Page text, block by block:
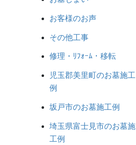
お客様のお声
その他工事
修理・ﾘﾌｫｰﾑ・移転
児玉郡美里町のお墓施工
例
坂戸市のお墓施工例
埼玉県富士見市のお墓施
工例